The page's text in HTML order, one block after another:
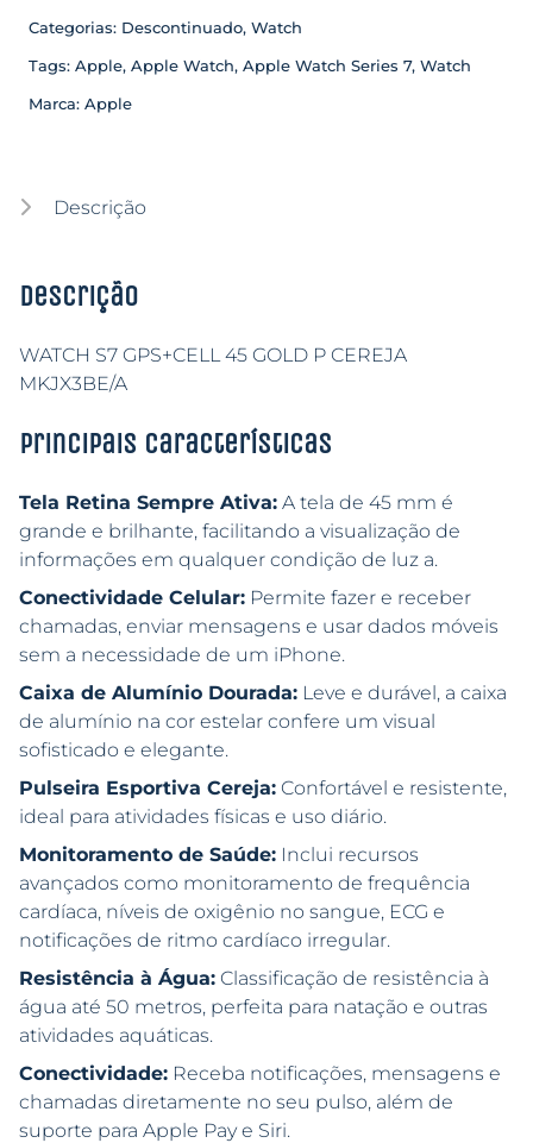
Categorias: Descontinuado, Watch
Tags: Apple, Apple Watch, Apple Watch Series 7, Watch
Marca: Apple
Descrição
Descrição
WATCH S7 GPS+CELL 45 GOLD P CEREJA
MKJX3BE/A
Principais características
Tela Retina Sempre Ativa: A tela de 45 mm é
grande e brilhante, facilitando a visualização de
informações em qualquer condição de luz a.
Conectividade Celular: Permite fazer e receber
chamadas, enviar mensagens e usar dados móveis
sem a necessidade de um iPhone.
Caixa de Alumínio Dourada: Leve e durável, a caixa
de alumínio na cor estelar confere um visual
sofisticado e elegante.
Pulseira Esportiva Cereja: Confortável e resistente,
ideal para atividades físicas e uso diário.
Monitoramento de Saúde: Inclui recursos
avançados como monitoramento de frequência
cardíaca, níveis de oxigênio no sangue, ECG e
notificações de ritmo cardíaco irregular.
Resistência à Água: Classificação de resistência à
água até 50 metros, perfeita para natação e outras
atividades aquáticas.
Conectividade: Receba notificações, mensagens e
chamadas diretamente no seu pulso, além de
suporte para Apple Pay e Siri.